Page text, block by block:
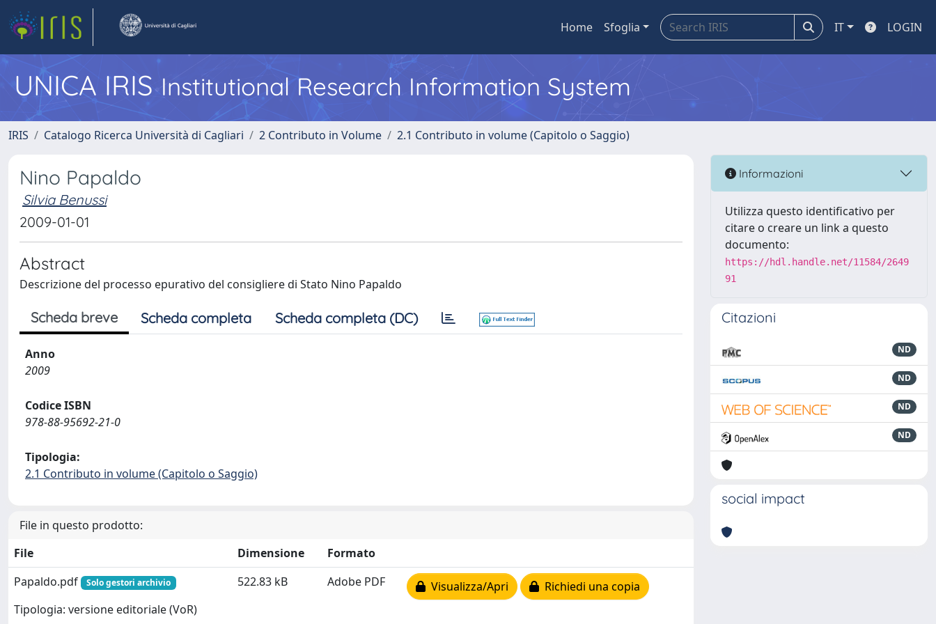
Home Sfoglia IT LOGIN
UNICA IRISInstitutional Research Information System
IRIS Catalogo Ricerca Università di Cagliari 2 Contributo in Volume 2.1 Contributo in volume (Capitolo o Saggio)
Nino Papaldo
Silvia Benussi
2009-01-01
Abstract
Descrizione del processo epurativo del consigliere di Stato Nino Papaldo
Scheda breve Scheda completa Scheda completa (DC)
Anno
2009
Codice ISBN
978-88-95692-21-0
Tipologia:
2.1 Contributo in volume (Capitolo o Saggio)
File in questo prodotto:
File
Dimensione
Formato
Papaldo.pdf
Solo gestori archivio
Tipologia: versione editoriale (VoR)
522.83 kB Adobe PDF Visualizza/Apri Richiedi una copia
Informazioni
Utilizza questo identificativo per
citare o creare un link a questo
documento:
https://hdl.handle.net/11584/2649
91
Citazioni
ND
ND
ND
ND
social impact